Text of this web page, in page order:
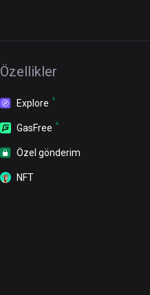
Özellikler
Explore
GasFree
Özel gönderim
NFT